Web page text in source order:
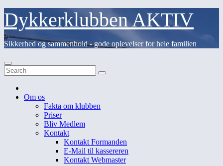
Skip
content
Dykkerklubben AKTIV
Sikkerhed og sammenhold - gode oplevelser for hele familien
Om os
Fakta om klubben
Priser
Bliv Medlem
Kontakt
Kontakt Formanden
E-Mail til kassereren
Kontakt Webmaster